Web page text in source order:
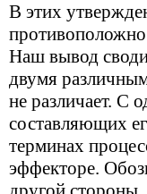
В этих
Наш вывод
двумя
не различает. С
составляющих
терминах
эффекторе.